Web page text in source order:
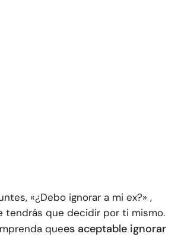
«¿Debo ignorar a mi ex?» ,
tendrás que decidir por ti mismo.
quees aceptable ignorar